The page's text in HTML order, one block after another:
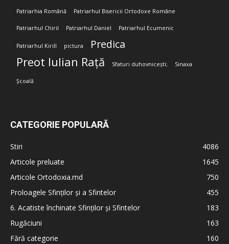
Patriarhia Română Patriarhul Bisericii Ortodoxe Române
Patriarhul Chiril Patriarhul Daniel Patriarhul Ecumenic
Patriarhul Kirill pictura Predica
Preot Iulian Rață Sfaturi duhovnicești; Sinaxa
Școală
CATEGORIE POPULARĂ
Stiri
4086
Articole preluate
1645
Articole Ortodoxia.md
750
Proloagele Sfinților și a Sfintelor
455
6. Acatiste închinate Sfinților și Sfintelor
183
Rugăciuni
163
Fără categorie
160